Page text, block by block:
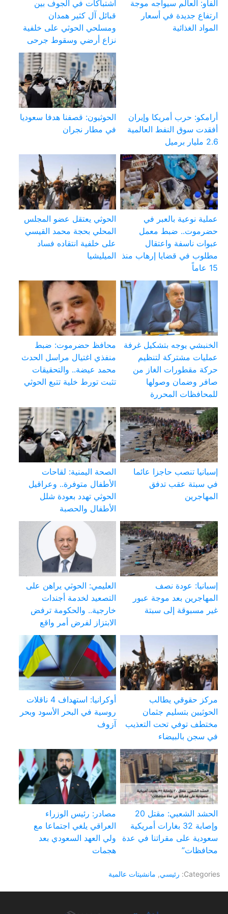
الفاو: العالم سيواجه موجة
ارتفاع جديدة في أسعار
المواد الغذائية
اشتباكات في الجوف بين
قبائل آل كثير همدان
ومسلحي الحوثي على خلفية
نزاع أرضي وسقوط جرحى
أرامكو: حرب أمريكا وإيران
أفقدت سوق النفط العالمية
2.6 مليار برميل
الحوثيون: قصفنا هدفا سعوديا
في مطار نجران
عملية نوعية بالعبر في
حضرموت.. ضبط معمل
عبوات ناسفة واعتقال
مطلوب في قضايا إرهاب منذ
15 عاماً
الحوثي يعتقل عضو المجلس
المحلي بحجة محمد القيسي
على خلفية انتقاده فساد
الميليشيا
الخنبشي يوجه بتشكيل غرفة
عمليات مشتركة لتنظيم
حركة مقطورات الغاز من
صافر وضمان وصولها
للمحافظات المحررة
محافظ حضرموت: ضبط
منفذي اغتيال مراسل الحدث
محمد عيضة.. والتحقيقات
تثبت تورط خلية تتبع الحوثي
إسبانيا تنصب حاجزا عائما
في سبتة عقب تدفق
المهاجرين
الصحة اليمنية: لقاحات
الأطفال متوفرة.. وعراقيل
الحوثي تهدد بعودة شلل
الأطفال والحصبة
إسبانيا: عودة نصف
المهاجرين بعد موجة عبور
غير مسبوقة إلى سبتة
العليمي: الحوثي يراهن على
التصعيد لخدمة أجندات
خارجية.. والحكومة ترفض
الابتزاز لفرض أمر واقع
مركز حقوقي يطالب
الحوثيين بتسليم جثمان
مختطف توفي تحت التعذيب
في سجن بالبيضاء
أوكرانيا: استهداف 4 ناقلات
روسية في البحر الأسود وبحر
آزوف
الحشد الشعبي: مقتل 20
وإصابة 32 بغارات أمريكية
سعودية على مقراتنا في عدة
محافظات”
مصادر: رئيس الوزراء
العراقي يلغي اجتماعا مع
ولي العهد السعودي بعد
هجمات
Categories: رئيسي, مانشيتات عالمية